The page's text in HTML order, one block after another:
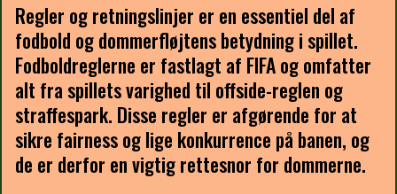
Regler og retningslinjer er en essentiel del af
fodbold og dommerfløjtens betydning i spillet.
Fodboldreglerne er fastlagt af FIFA og omfatter
alt fra spillets varighed til offside-reglen og
straffespark. Disse regler er afgørende for at
sikre fairness og lige konkurrence på banen, og
de er derfor en vigtig rettesnor for dommerne.